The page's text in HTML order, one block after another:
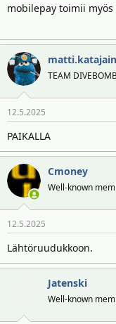
mobilepay toimii myös
TEAM
12.5.2025
PAIKALLA
Cmoney
Well-known
12.5.2025
Lähtöruudukkoon.
Jatenski
Well-known